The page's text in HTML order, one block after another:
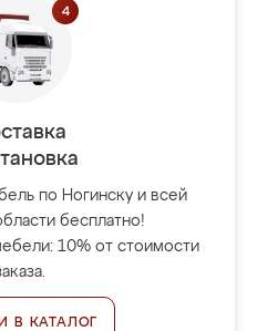
по Ногинску и всей
бесплатно!
10% от стоимости
В КАТАЛОГ